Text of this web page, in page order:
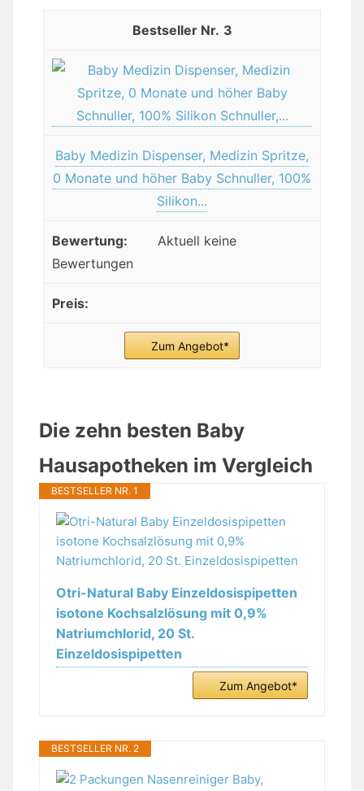
3
Baby Medizin Dispenser, Medizin Spritze,
0 Monate und höher Baby Schnuller, 100%
Silikon...
Aktuell keine
Bewertungen
Zum Angebot*
Die zehn besten Baby
Hausapotheken im Vergleich
BESTSELLER NR. 1
Otri-Natural Baby Einzeldosispipetten
isotone Kochsalzlösung mit 0,9%
Natriumchlorid, 20 St.
Einzeldosispipetten
Zum Angebot*
BESTSELLER NR. 2